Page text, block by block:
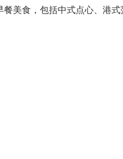
美食，包括中式点心、港